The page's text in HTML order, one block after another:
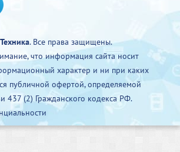
. Все права защищены.
что информация сайта носит
характер и ни при каких
публичной офертой, определяемой
437 (2) Гражданского кодекса РФ.